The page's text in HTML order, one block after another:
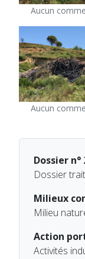
Aucun
Aucun
Dossier n°
Dossier
Milieux
Milieu
Action
Activités